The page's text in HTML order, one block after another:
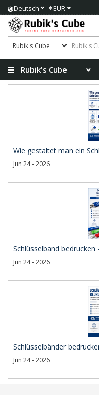
Deutsch €EUR
Rubik's Cube
Wie gestaltet man ein
Jun 24 - 2026
Schlüsselband bedrucken
Jun 24 - 2026
Schlüsselbänder
Jun 24 - 2026